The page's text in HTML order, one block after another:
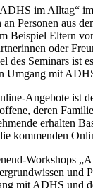
im Alltag“
an Personen aus
Beispiel Eltern
oder
des Seminars ist
Umgang mit
Angebote ist
deren
erhalten
kommenden
Workshops
und
mit ADHS und